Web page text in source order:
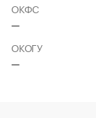
ОКФС
—
ОКОГУ
—